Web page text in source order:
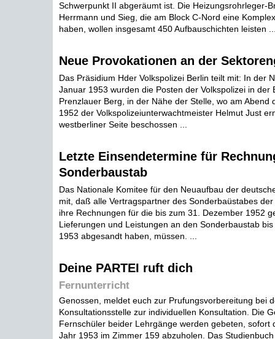
Schwerpunkt II abgeräumt ist. Die Heizungsrohrleger-
Herrmann und Sieg, die am Block C-Nord eine
haben, wollen insgesamt 450 Aufbauschichten leisten
Neue Provokationen an der
Das Präsidium Hder Volkspolizei Berlin teilt mit: In der
Januar 1953 wurden die Posten der Volkspolizei in der
Prenzlauer Berg, in der Nähe der Stelle, wo am Abend
1952 der Volkspolizeiunterwachtmeister Helmut Just
westberliner Seite beschossen ...
Letzte Einsendetermine für
Sonderbaustab
Das Nationale Komitee für den Neuaufbau der
mit, daß alle Vertragspartner des Sonderbaüstabes
ihre Rechnungen für die bis zum 31. Dezember 1952
Lieferungen und Leistungen an den Sonderbaustab
1953 abgesandt haben, müssen. ...
Deine PARTEI ruft dich
Fernunterricht
Genossen, meldet euch zur Prufungsvorbereitung bei
Konsultationsstelle zur individuellen Konsultation. Die
Fernschüler beider Lehrgänge werden gebeten, sofort
Jahr 1953 im Zimmer 159 abzuholen. Das